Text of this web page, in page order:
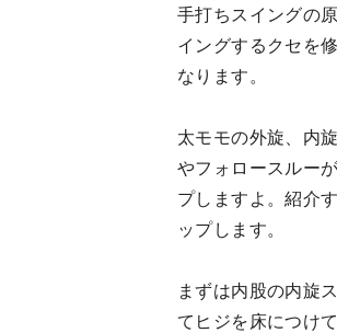
手打ちスイングの
イングするクセを
なります。
太モモの外旋、内
やフォロースルー
プしますよ。紹介
ップします。
まずは内股の内旋
てヒジを床につけ